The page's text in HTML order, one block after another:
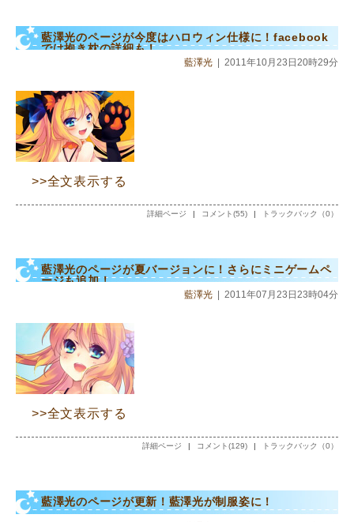
藍澤光のページが今度はハロウィン仕様に！facebook
では抱き枕の詳細も！
藍澤光 | 2011年10月23日20時29分
>>全文表示する
詳細ページ | コメント(55) | トラックバック（0）
藍澤光のページが夏バージョンに！さらにミニゲームペ
ージも追加！
藍澤光 | 2011年07月23日23時04分
>>全文表示する
詳細ページ | コメント(129) | トラックバック（0）
藍澤光のページが更新！藍澤光が制服姿に！